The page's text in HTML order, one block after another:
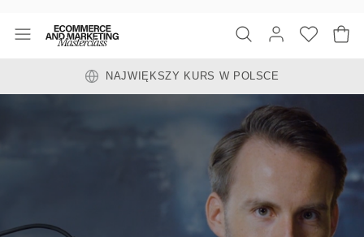
NAJWIĘKSZY KURS W POLSCE